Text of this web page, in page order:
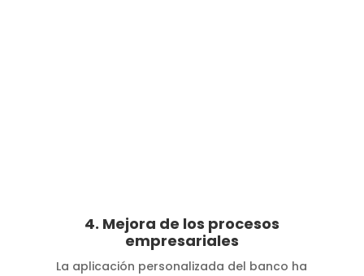
4. Mejora de los procesos
empresariales
La aplicación personalizada del banco ha